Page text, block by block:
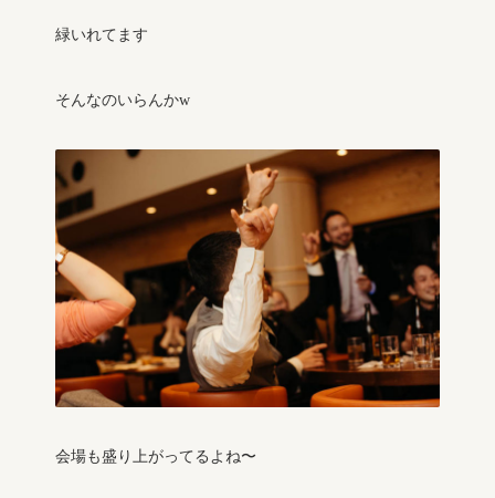
緑いれてます
そんなのいらんかw
会場も盛り上がってるよね〜